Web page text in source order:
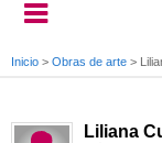
Inicio > Obras de arte >
Liliana